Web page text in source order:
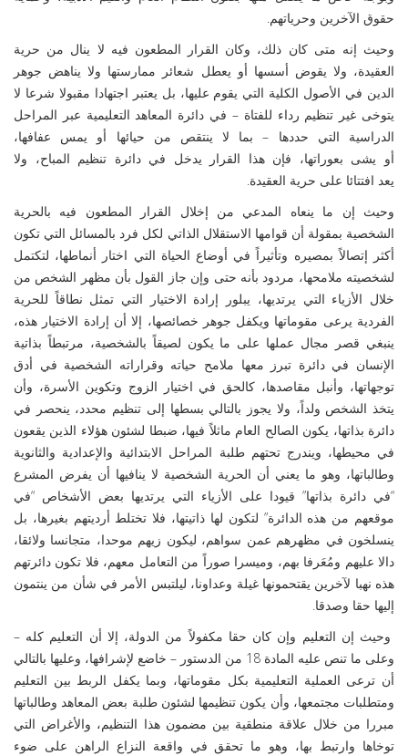
حقوق الآخرين وحرياتهم.
وحيث إنه متى كان ذلك، وكان القرار المطعون فيه لا ينال من حرية
العقيدة، ولا يقوض أسسها أو يعطل شعائر ممارستها ولا يناهض جوهر
الدين في الأصول الكلية التي يقوم عليها، بل يعتبر اجتهادا مقبولا شرعا لا
يتوخى غير تنظيم رداء للفتاة – في دائرة المعاهد التعليمية عبر المراحل
الدراسية التي حددها – بما لا ينتقص من حيائها أو يمس عفافها،
أو يشى بعوراتها، فإن هذا القرار يدخل في دائرة تنظيم المباح، ولا
يعد افتتائا على حرية العقيدة.
وحيث إن ما ينعاه المدعي من إخلال القرار المطعون فيه بالحرية
الشخصية بمقولة أن قوامها الاستقلال الذاتي لكل فرد بالمسائل التي تكون
أكثر إتصالاً بمصيره وتأثيراً في أوضاع الحياة التي اختار أنماطها، لتكتمل
لشخصيته ملامحها، مردود بأنه حتى وإن جاز القول بأن مظهر الشخص من
خلال الأزياء التي يرتديها، يبلور إرادة الاختيار التي تمثل نطاقاً للحرية
الفردية يرعى مقوماتها ويكفل جوهر خصائصها، إلا أن إرادة الاختيار هذه،
ينبغي قصر مجال عملها على ما يكون لصيقاً بالشخصية، مرتبطاً بذاتية
الإنسان في دائرة تبرز معها ملامح حياته وقراراته الشخصية في أدق
توجهاتها، وأنبل مقاصدها، كالحق في اختيار الزوج وتكوين الأسرة، وأن
يتخذ الشخص ولداً، ولا يجوز بالتالي بسطها إلى تنظيم محدد، ينحصر في
دائرة بذاتها، يكون الصالح العام ماثلاً فيها، ضبطا لشئون هؤلاء الذين يقعون
في محيطها، ويندرج تحتهم طلبة المراحل الابتدائية والإعدادية والثانوية
وطالباتها، وهو ما يعني أن الحرية الشخصية لا ينافيها أن يفرض المشرع
“في دائرة بذاتها” قيودا على الأزياء التي يرتديها بعض الأشخاص “في
موقعهم من هذه الدائرة” لتكون لها ذاتيتها، فلا تختلط أرديتهم بغيرها، بل
ينسلخون في مظهرهم عمن سواهم، ليكون زيهم موحدا، متجانسا ولائقا،
دالا عليهم ومُعَرفا بهم، وميسرا صوراً من التعامل معهم، فلا تكون دائرتهم
هذه نهبا لآخرين يقتحمونها غيلة وعداونا، ليلتبس الأمر في شأن من ينتمون
إليها حقا وصدقا.
وحيث إن التعليم وإن كان حقا مكفولاً من الدولة، إلا أن التعليم كله –
وعلى ما تنص عليه المادة 18 من الدستور – خاضع لإشرافها، وعليها بالتالي
أن ترعى العملية التعليمية بكل مقوماتها، وبما يكفل الربط بين التعليم
ومتطلبات مجتمعها، وأن يكون تنظيمها لشئون طلبة بعض المعاهد وطالباتها
مبررا من خلال علاقة منطقية بين مضمون هذا التنظيم، والأغراض التي
توخاها وارتبط بها، وهو ما تحقق في واقعة النزاع الراهن على ضوء